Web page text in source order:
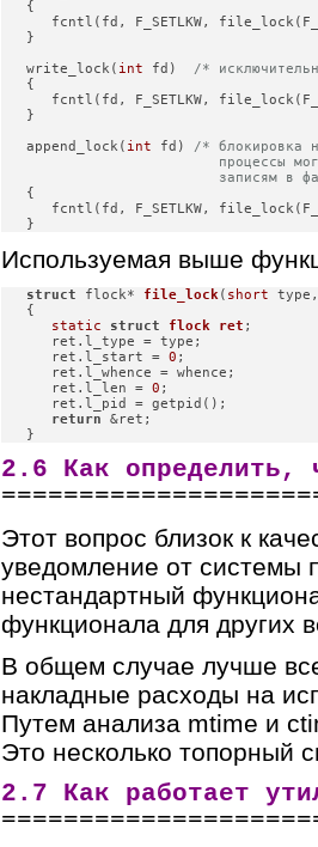
   {
fcntl(fd, F_SETLKW,
   }
   write_lock(
int fd) /*
   {
fcntl(fd, F_SETLKW,
   }
   append_lock(
int fd) /* блокировка
процессы
записям в
{
fcntl(fd, F_SETLKW,
   }
Используемая выше
struct flock* file_lock( short
   {
static
struct flock ret ;
      ret.l_type = type;
      ret.l_start =
0 ;
      ret.l_whence = whence;
      ret.l_len =
0 ;
      ret.l_pid = getpid();
return &ret;
   }
2.6 Как определить,
Этот вопрос близок к
уведомление от системы
нестандартный
функционала для других
В общем случае лучше
накладные расходы на
Путем анализа mtime и
Это несколько топорный
2.7 Как работает